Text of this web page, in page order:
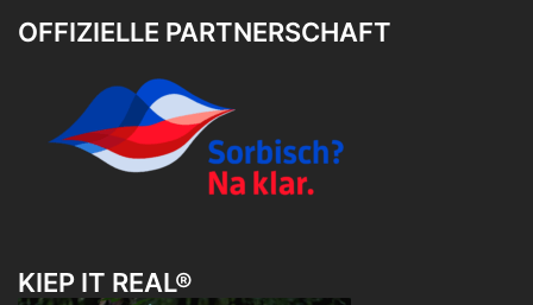
OFFIZIELLE PARTNERSCHAFT
KIEP IT REAL®